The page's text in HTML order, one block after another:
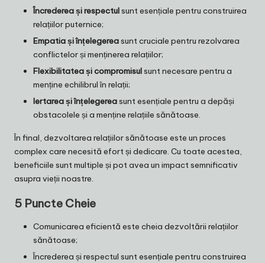
Încrederea și respectulsunt esențiale pentru construirea
relațiilor puternice;
Empatia și înțelegereasunt cruciale pentru rezolvarea
conflictelor și menținerea relațiilor;
Flexibilitatea și compromisulsunt necesare pentru a
menține echilibrul în relații;
Iertarea și înțelegereasunt esențiale pentru a depăși
obstacolele și a menține relațiile sănătoase.
În final, dezvoltarea relațiilor sănătoase este un proces
complex care necesită efort și dedicare. Cu toate acestea,
beneficiile sunt multiple și pot avea un impact semnificativ
asupra vieții noastre.
5 Puncte Cheie
Comunicarea eficientă este cheia dezvoltării relațiilor
sănătoase;
Încrederea și respectul sunt esențiale pentru construirea